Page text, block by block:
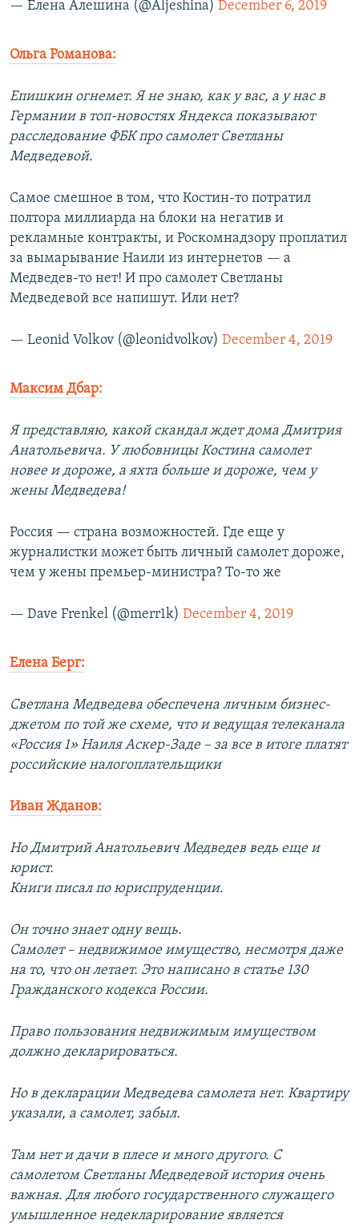
— Елена Алешина (@Aljeshina) December 6, 2019
Ольга Романова:
Епишкин огнемет. Я не знаю, как у вас, а у нас в
Германии в топ-новостях Яндекса показывают
расследование ФБК про самолет Светланы
Медведевой.
Самое смешное в том, что Костин-то потратил
полтора миллиарда на блоки на негатив и
рекламные контракты, и Роскомнадзору проплатил
за вымарывание Наили из интернетов — а
Медведев-то нет! И про самолет Светланы
Медведевой все напишут. Или нет?
— Leonid Volkov (@leonidvolkov) December 4, 2019
Максим Дбар:
Я представляю, какой скандал ждет дома Дмитрия
Анатольевича. У любовницы Костина самолет
новее и дороже, а яхта больше и дороже, чем у
жены Медведева!
Россия — страна возможностей. Где еще у
журналистки может быть личный самолет дороже,
чем у жены премьер-министра? То-то же
— Dave Frenkel (@merr1k) December 4, 2019
Елена Берг:
Светлана Медведева обеспечена личным бизнес-
джетом по той же схеме, что и ведущая телеканала
«Россия 1» Наиля Аскер-Заде – за все в итоге платят
российские налогоплательщики
Иван Жданов:
Но Дмитрий Анатольевич Медведев ведь еще и
юрист.
Книги писал по юриспруденции.
Он точно знает одну вещь.
Самолет – недвижимое имущество, несмотря даже
на то, что он летает. Это написано в статье 130
Гражданского кодекса России.
Право пользования недвижимым имуществом
должно декларироваться.
Но в декларации Медведева самолета нет. Квартиру
указали, а самолет, забыл.
Там нет и дачи в плесе и много другого. С
самолетом Светланы Медведевой история очень
важная. Для любого государственного служащего
умышленное недекларирование является